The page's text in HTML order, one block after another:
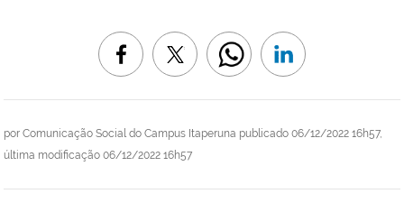
por Comunicação Social do Campus Itaperuna publicado 06/12/2022 16h57,
última modificação 06/12/2022 16h57